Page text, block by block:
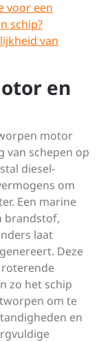
voor een
schip?
van
en
motor
van schepen op
diesel-
om
Een marine
brandstof,
laat
Deze
zo het schip
om te
en